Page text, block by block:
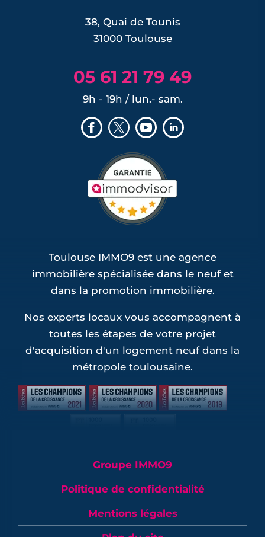
38, Quai de Tounis
31000 Toulouse
05 61 21 79 49
9h - 19h / lun.- sam.
Toulouse IMMO9 est une agence
immobilière spécialisée dans le neuf et
dans la promotion immobilière.
Nos experts locaux vous accompagnent à
toutes les étapes de votre projet
d'acquisition d'un logement neuf dans la
métropole toulousaine.
Groupe IMMO9
Politique de confidentialité
Mentions légales